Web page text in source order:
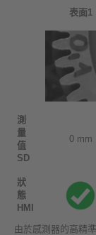
表面1
測
量
值
SD
0 mm
狀
態
HMI
由於感測器的高精